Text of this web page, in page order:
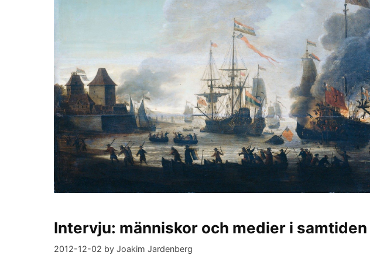
Intervju: människor och medier i
2012-12-02 by Joakim Jardenberg